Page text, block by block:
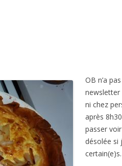
OB n’a
newsletter
ni chez
après
passer
désolée si
certain(e)s.